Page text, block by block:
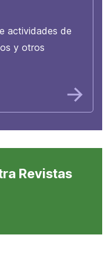
actividades de
y otros
Revistas